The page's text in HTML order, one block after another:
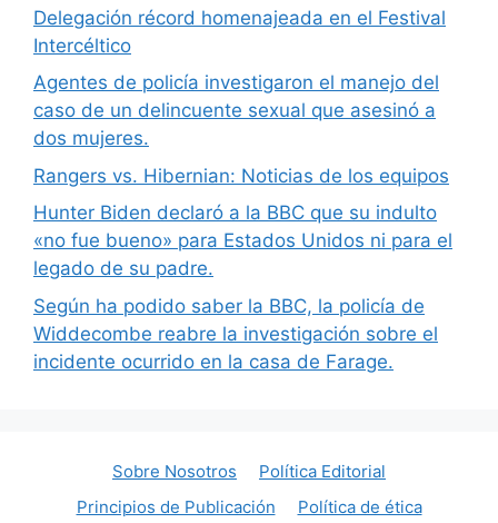
Delegación récord homenajeada en el Festival
Intercéltico
Agentes de policía investigaron el manejo del
caso de un delincuente sexual que asesinó a
dos mujeres.
Rangers vs. Hibernian: Noticias de los equipos
Hunter Biden declaró a la BBC que su indulto
«no fue bueno» para Estados Unidos ni para el
legado de su padre.
Según ha podido saber la BBC, la policía de
Widdecombe reabre la investigación sobre el
incidente ocurrido en la casa de Farage.
Sobre Nosotros
Política Editorial
Principios de Publicación
Política de ética